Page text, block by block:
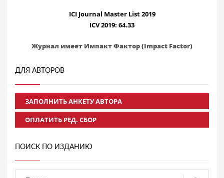
ICI Journal Master List 2019
ICV 2019: 64.33
Журнал имеет Импакт Фактор (Impact Factor)
ДЛЯ АВТОРОВ
ЗАПОЛНИТЬ АНКЕТУ АВТОРА
ОПЛАТИТЬ РЕД. СБОР
ПОИСК ПО ИЗДАНИЮ